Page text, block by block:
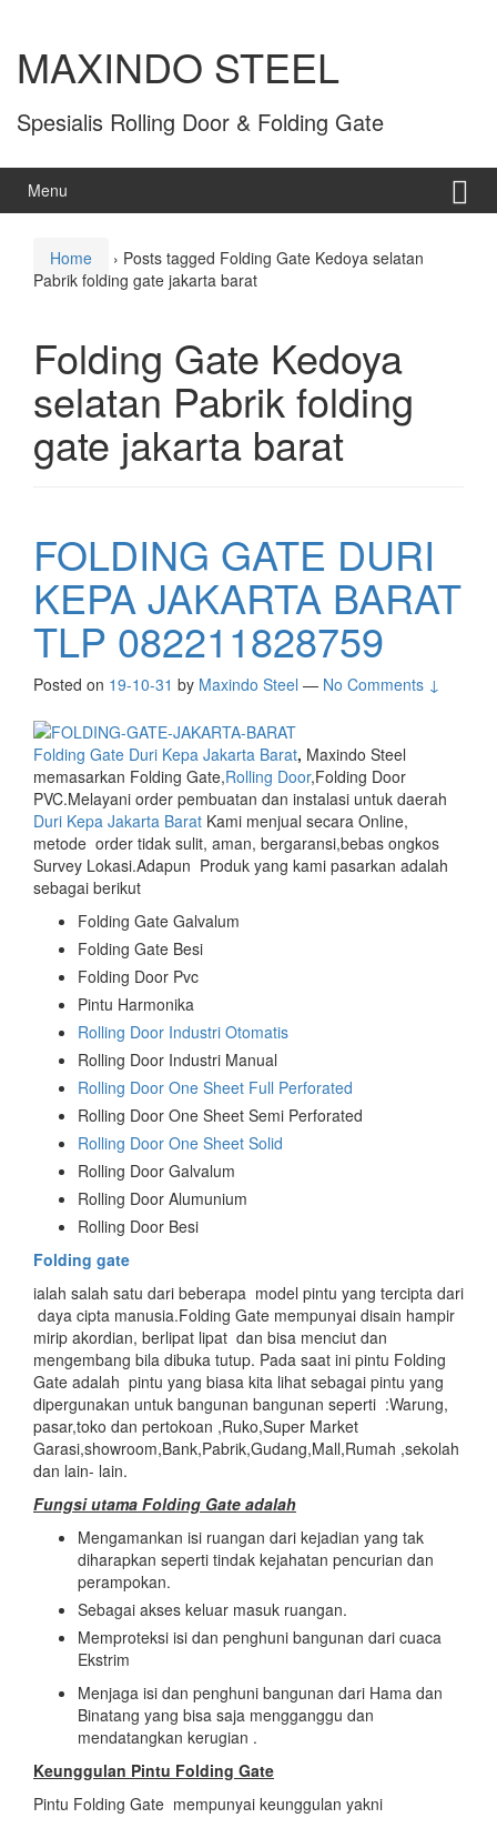
MAXINDO STEEL
Spesialis Rolling Door & Folding Gate
Menu
Home › Posts tagged Folding Gate Kedoya selatan
Pabrik folding gate jakarta barat
Folding Gate Kedoya
selatan Pabrik folding
gate jakarta barat
FOLDING GATE DURI
KEPA JAKARTA BARAT
TLP 082211828759
Posted on 19-10-31 by Maxindo Steel — No Comments ↓
Folding Gate Duri Kepa Jakarta Barat, Maxindo Steel
memasarkan Folding Gate,Rolling Door,Folding Door
PVC.Melayani order pembuatan dan instalasi untuk daerah
Duri Kepa Jakarta Barat Kami menjual secara Online,
metode order tidak sulit, aman, bergaransi,bebas ongkos
Survey Lokasi.Adapun Produk yang kami pasarkan adalah
sebagai berikut
Folding Gate Galvalum
Folding Gate Besi
Folding Door Pvc
Pintu Harmonika
Rolling Door Industri Otomatis
Rolling Door Industri Manual
Rolling Door One Sheet Full Perforated
Rolling Door One Sheet Semi Perforated
Rolling Door One Sheet Solid
Rolling Door Galvalum
Rolling Door Alumunium
Rolling Door Besi
Folding gate
ialah salah satu dari beberapa model pintu yang tercipta dari
daya cipta manusia.Folding Gate mempunyai disain hampir
mirip akordian, berlipat lipat dan bisa menciut dan
mengembang bila dibuka tutup. Pada saat ini pintu Folding
Gate adalah pintu yang biasa kita lihat sebagai pintu yang
dipergunakan untuk bangunan bangunan seperti :Warung,
pasar,toko dan pertokoan ,Ruko,Super Market
Garasi,showroom,Bank,Pabrik,Gudang,Mall,Rumah ,sekolah
dan lain- lain.
Fungsi utama Folding Gate adalah
Mengamankan isi ruangan dari kejadian yang tak
diharapkan seperti tindak kejahatan pencurian dan
perampokan.
Sebagai akses keluar masuk ruangan.
Memproteksi isi dan penghuni bangunan dari cuaca
Ekstrim
Menjaga isi dan penghuni bangunan dari Hama dan
Binatang yang bisa saja mengganggu dan
mendatangkan kerugian .
Keunggulan Pintu Folding Gate
Pintu Folding Gate mempunyai keunggulan yakni